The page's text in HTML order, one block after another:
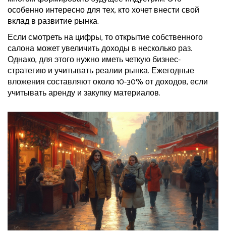
особенно интересно для тех, кто хочет внести свой
вклад в развитие рынка.
Если смотреть на цифры, то открытие собственного
салона может увеличить доходы в несколько раз.
Однако, для этого нужно иметь четкую бизнес-
стратегию и учитывать реалии рынка. Ежегодные
вложения составляют около 10-30% от доходов, если
учитывать аренду и закупку материалов.